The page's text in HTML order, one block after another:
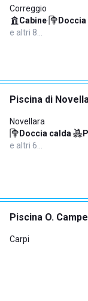
Correggio
Cabine·
e altri 8…
Piscina di
Novellara
Doccia calda·
e altri 6…
Piscina O.
Carpi